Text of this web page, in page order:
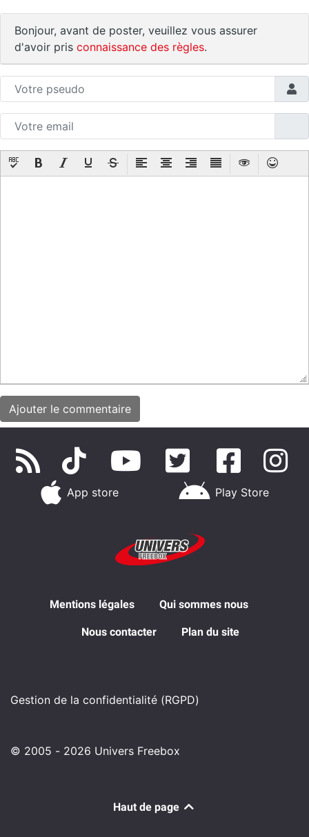
Bonjour, avant de poster, veuillez vous assurer
d'avoir pris connaissance des règles.
App store Play Store
Mentions légales Qui sommes nous
Nous contacter Plan du site
Gestion de la confidentialité (RGPD)
© 2005 - 2026 Univers Freebox
Haut de page